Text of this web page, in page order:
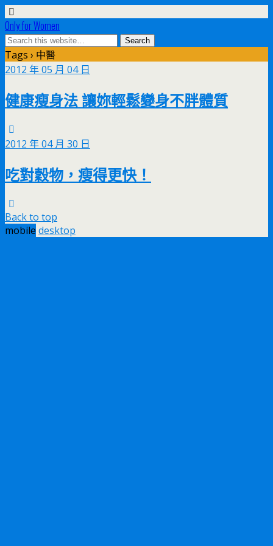
Only for Women
Tags › 中醫
2012 年 05 月 04 日
健康瘦身法 讓妳輕鬆變身不胖體質
2012 年 04 月 30 日
吃對穀物，瘦得更快！
Back to top
mobile desktop